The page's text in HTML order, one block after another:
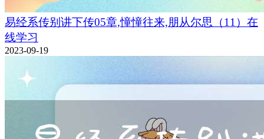
易经系传别讲下传05章,憧憧往来,朋从尔思（11）在
线学习
2023-09-19